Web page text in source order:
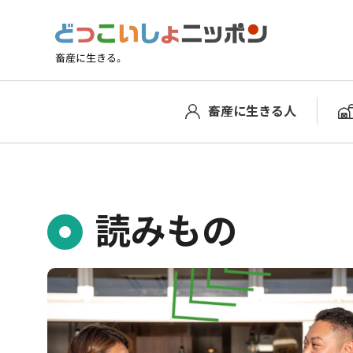
畜産に生きる人
トップページ 教育ファーム ページ 2
読みもの